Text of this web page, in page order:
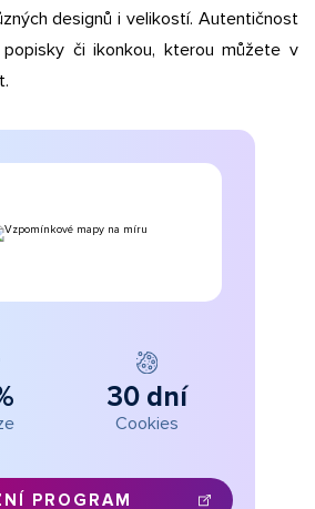
designů i velikostí. Autentičnost
či ikonkou, kterou můžete v
30 dní
Cookies
PROGRAM